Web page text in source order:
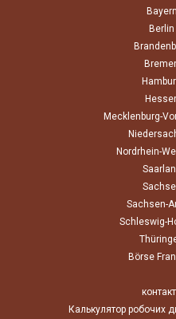
Bayern
Berlin
Mecklenburg-
Nordrhein-
Sachsen-
Schleswig-
Börse
Калькулятор робочих